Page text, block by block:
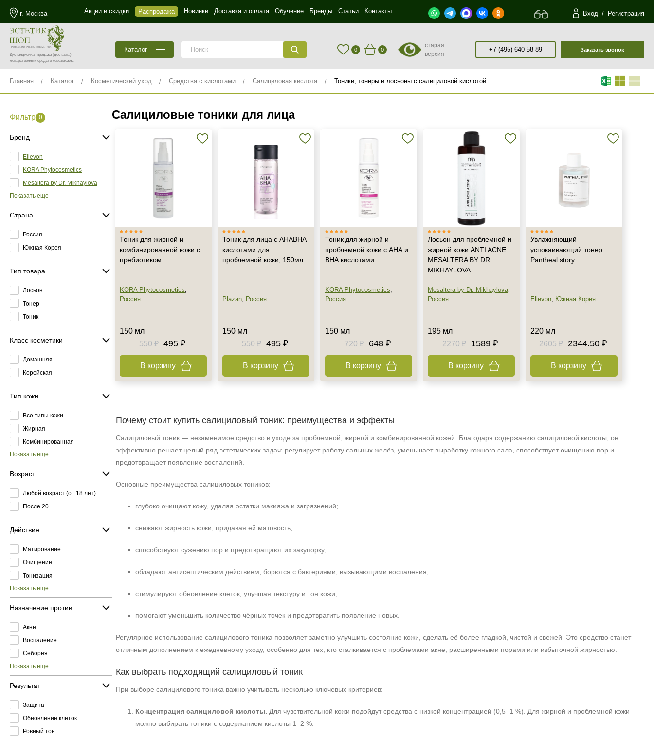
г. Москва Акции и скидки Распродажа Новинки Доставка и оплата Обучение Бренды Статьи Контакты Вход / Регистрация
Дистанционная продажа(доставка)
лекарственных средств невозможна
Каталог 0 0
старая
версия
+7 (495) 640-58-89 Заказать звонок
Главная Каталог Косметический уход Средства с кислотами Салициловая кислота Тоники, тонеры и лосьоны с салициловой кислотой
Фильтр 0
Бренд
Ellevon
KORA Phytocosmetics
Mesaltera by Dr. Mikhaylova
Показать еще
Страна
Россия
Южная Корея
Тип товара
Лосьон
Тонер
Тоник
Класс косметики
Домашняя
Корейская
Тип кожи
Все типы кожи
Жирная
Комбинированная
Показать еще
Возраст
Любой возраст (от 18 лет)
После 20
Действие
Матирование
Очищение
Тонизация
Показать еще
Назначение против
Акне
Воспаление
Себорея
Показать еще
Результат
Защита
Обновление клеток
Ровный тон
Салициловые тоники для лица
Тоник для жирной и
комбинированной кожи с
пребиотиком
KORA Phytocosmetics,
Россия
150 мл
550 ₽
495 ₽
В корзину
Тоник для лица с АНАВНА
кислотами для
проблемной кожи, 150мл
Plazan, Россия
150 мл
550 ₽
495 ₽
В корзину
Тоник для жирной и
проблемной кожи с АНА и
ВНА кислотами
KORA Phytocosmetics,
Россия
150 мл
720 ₽
648 ₽
В корзину
Лосьон для проблемной и
жирной кожи ANTI ACNE
MESALTERA BY DR.
MIKHAYLOVA
Mesaltera by Dr. Mikhaylova,
Россия
195 мл
2270 ₽
1589 ₽
В корзину
Увлажняющий
успокаивающий тонер
Pantheal story
Ellevon, Южная Корея
220 мл
2605 ₽
2344.50 ₽
В корзину
Почему стоит купить салициловый тоник: преимущества и эффекты
Салициловый тоник — незаменимое средство в уходе за проблемной, жирной и комбинированной кожей. Благодаря содержанию салициловой кислоты, он
эффективно решает целый ряд эстетических задач: регулирует работу сальных желёз, уменьшает выработку кожного сала, способствует очищению пор и
предотвращает появление воспалений.
Основные преимущества салициловых тоников:
глубоко очищают кожу, удаляя остатки макияжа и загрязнений;
снижают жирность кожи, придавая ей матовость;
способствуют сужению пор и предотвращают их закупорку;
обладают антисептическим действием, борются с бактериями, вызывающими воспаления;
стимулируют обновление клеток, улучшая текстуру и тон кожи;
помогают уменьшить количество чёрных точек и предотвратить появление новых.
Регулярное использование салицилового тоника позволяет заметно улучшить состояние кожи, сделать её более гладкой, чистой и свежей. Это средство станет
отличным дополнением к ежедневному уходу, особенно для тех, кто сталкивается с проблемами акне, расширенными порами или избыточной жирностью.
Как выбрать подходящий салициловый тоник
При выборе салицилового тоника важно учитывать несколько ключевых критериев:
Концентрация салициловой кислоты. Для чувствительной кожи подойдут средства с низкой концентрацией (0,5–1 %). Для жирной и проблемной кожи
можно выбирать тоники с содержанием кислоты 1–2 %.